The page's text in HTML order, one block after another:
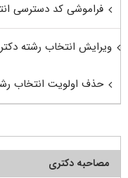
فراموشی کد دسترسی
ویرایش انتخاب رشته
حذف اولویت انتخاب
مصاحبه دکتری